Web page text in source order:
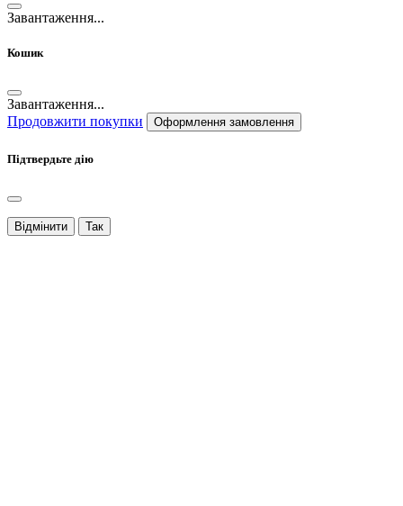
Завантаження...
Кошик
Завантаження...
Продовжити покупки
Оформлення замовлення
Підтвердьте дію
Відмінити Так